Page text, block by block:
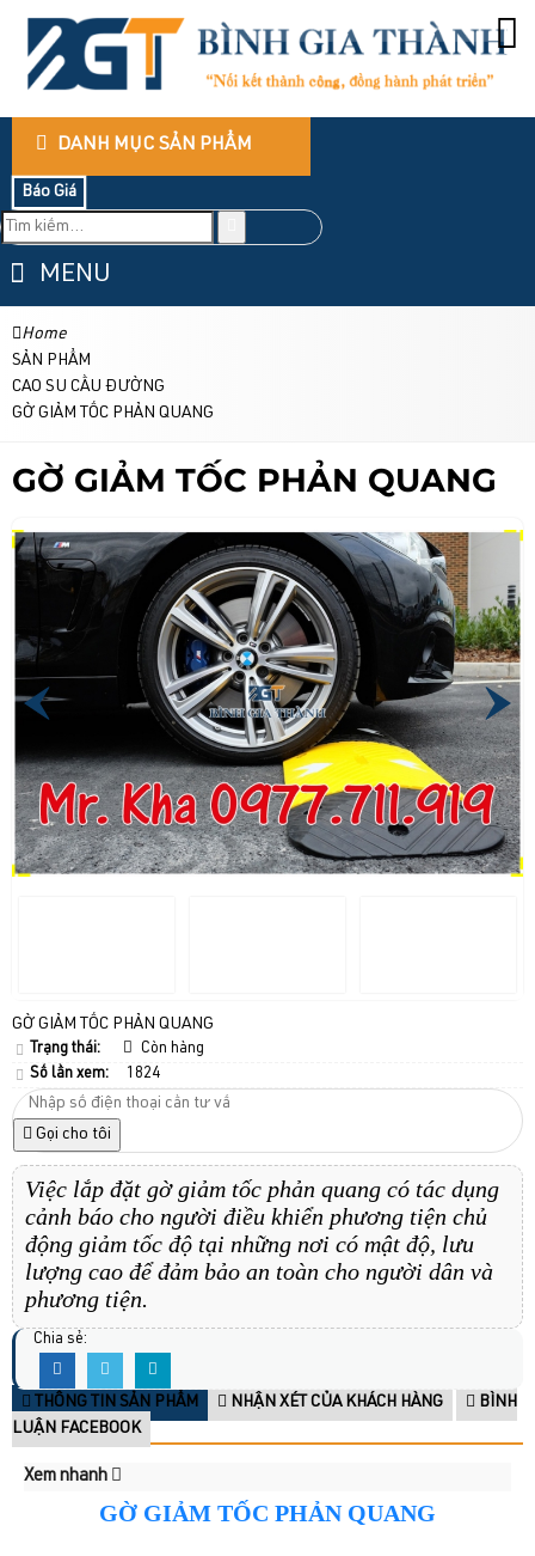
DANH MỤC SẢN PHẨM
Báo Giá
MENU
Home
SẢN PHẨM
CAO SU CẦU ĐƯỜNG
GỜ GIẢM TỐC PHẢN QUANG
GỜ GIẢM TỐC PHẢN QUANG
GỜ GIẢM TỐC PHẢN QUANG
Trạng thái:
Còn hàng
Số lần xem:
1824
Gọi cho tôi
Việc lắp đặt gờ giảm tốc phản quang có tác dụng
cảnh báo cho người điều khiển phương tiện chủ
động giảm tốc độ tại những nơi có mật độ, lưu
lượng cao để đảm bảo an toàn cho người dân và
phương tiện.
Chia sẻ:
THÔNG TIN SẢN PHẨM NHẬN XÉT CỦA KHÁCH HÀNG
BÌNH
LUẬN FACEBOOK
Xem nhanh
GỜ GIẢM TỐC PHẢN QUANG